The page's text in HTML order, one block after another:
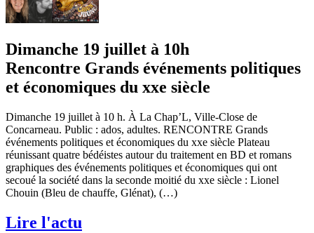
Dimanche 19 juillet à 10h
Rencontre Grands événements politiques
et économiques du xxe siècle
Dimanche 19 juillet à 10 h. À La Chap’L, Ville-Close de
Concarneau. Public : ados, adultes. RENCONTRE Grands
événements politiques et économiques du xxe siècle Plateau
réunissant quatre bédéistes autour du traitement en BD et romans
graphiques des événements politiques et économiques qui ont
secoué la société dans la seconde moitié du xxe siècle : Lionel
Chouin (Bleu de chauffe, Glénat), (…)
Lire l'actu